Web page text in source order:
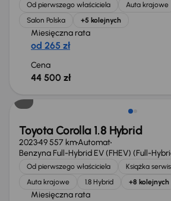
Od pierwszego właściciela Auta krajowe
Salon Polska
+5 kolejnych
Miesięczna rata
od 265 zł
Cena
44 500 zł
Możliwość odliczenia VAT
Toyota Corolla 1.8 Hybrid
202349 557 kmAutomat
Benzyna Full-Hybrid EV (FHEV) (Full-
Od pierwszego właściciela
Książka
Auta krajowe
1.8 Hybrid +8 kolejnych
Miesięczna rata